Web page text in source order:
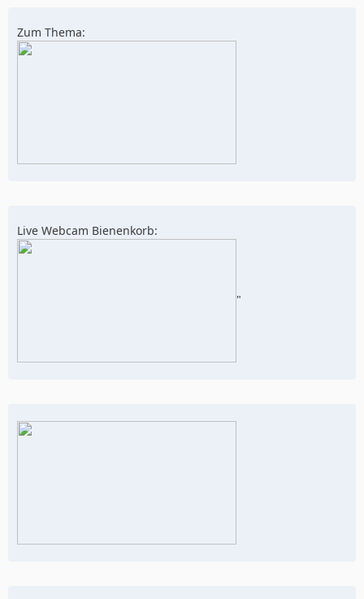
Zum Thema:
Live Webcam Bienenkorb:
"